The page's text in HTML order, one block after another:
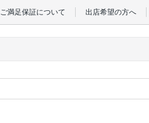
ご満足保証について 出店希望の方へ